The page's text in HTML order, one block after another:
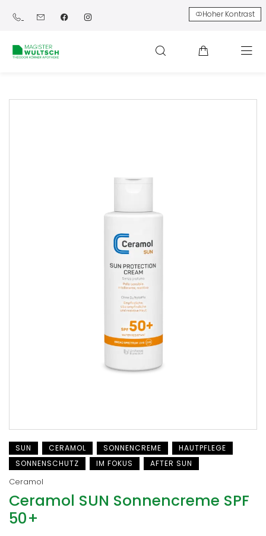
Hoher Kontrast
SUN CERAMOL SONNENCREME
HAUTPFLEGE
SONNENSCHUTZ
IM FOKUS AFTER SUN
Ceramol
Ceramol SUN Sonnencreme SPF
50+